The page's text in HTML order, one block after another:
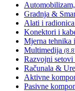
Gradnja &
Alati i radionica
Konektori i
Mjerna tehnika
Multimedija
Razvojni setovi
Računala &
Aktivne
Pasivne